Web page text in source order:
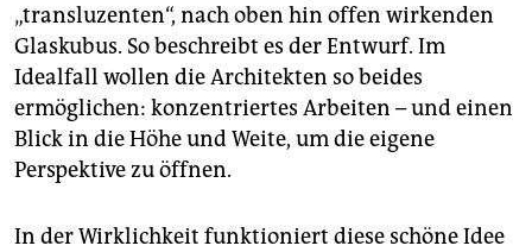
„transluzenten“, nach oben hin offen wirkenden
Glaskubus. So beschreibt es der Entwurf. Im
Idealfall wollen die Architekten so beides
ermöglichen: konzentriertes Arbeiten – und einen
Blick in die Höhe und Weite, um die eigene
Perspektive zu öffnen.
In der Wirklichkeit funktioniert diese schöne Idee